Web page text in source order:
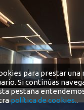
para prestar una
Si continúas
pestaña
política de cookies..